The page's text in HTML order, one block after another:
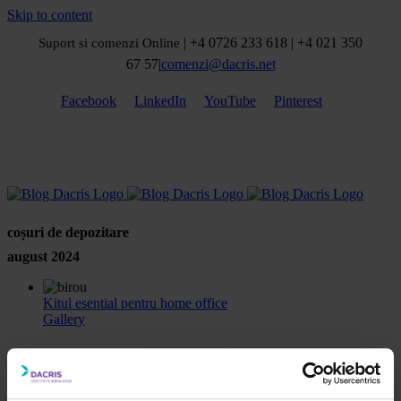
Skip to content
Suport si comenzi Online | +4 0726 233 618 | +4 021 350
67 57|comenzi@dacris.net
Facebook LinkedIn YouTube Pinterest
coșuri de depozitare
august 2024
Kitul esential pentru home office
Gallery